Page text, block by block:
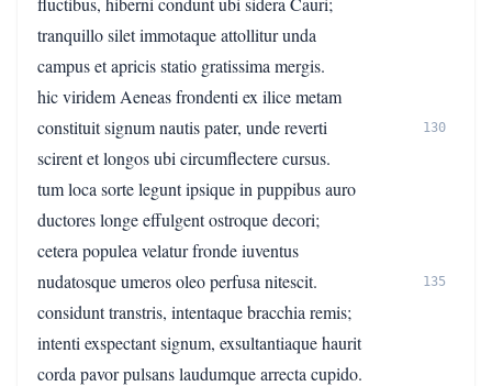
tranquillo silet immotaque attollitur unda
campus et apricis statio gratissima mergis.
hic viridem Aeneas frondenti ex ilice metam
constituit signum nautis pater, unde reverti
130
scirent et longos ubi circumflectere cursus.
tum loca sorte legunt ipsique in puppibus auro
ductores longe effulgent ostroque decori;
cetera populea velatur fronde iuventus
nudatosque umeros oleo perfusa nitescit.
135
considunt transtris, intentaque bracchia remis;
intenti exspectant signum, exsultantiaque haurit
corda pavor pulsans laudumque arrecta cupido.